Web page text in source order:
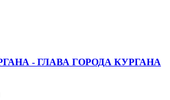
- ГЛАВА ГОРОДА КУРГАНА